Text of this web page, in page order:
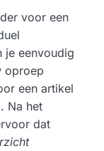
voor een
je eenvoudig
oproep
een artikel
Na het
dat